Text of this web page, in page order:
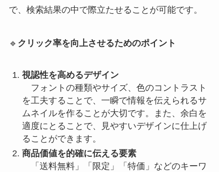
で、検索結果の中で際立たせることが可能です。
🔹 クリック率を向上させるためのポイント
視認性を高めるデザイン
フォントの種類やサイズ、色のコントラスト
を工夫することで、一瞬で情報を伝えられるサ
ムネイルを作ることが大切です。また、余白を
適度にとることで、見やすいデザインに仕上げ
ることができます。
商品価値を的確に伝える要素
「送料無料」「限定」「特価」などのキーワ